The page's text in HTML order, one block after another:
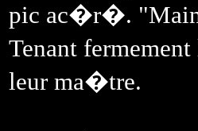
pic ac�r�.
Tenant
leur ma�tre.